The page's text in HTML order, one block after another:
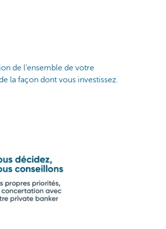
de l’ensemble de votre
la façon dont vous investissez.